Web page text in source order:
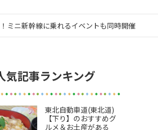
ミニ新幹線に乗れるイベントも同時開催
気記事ランキング
東北自動車道(東北道)
【下り】のおすすめグ
ルメ＆お土産がある